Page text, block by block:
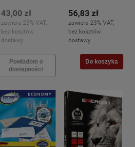
100 arkuszy
(40)
43,00 zł
zawiera 23% VAT,
bez kosztów
dostawy
Powiadom o
dostępności
arkuszy (4)
56,83 zł
zawiera 23% VAT,
bez kosztów
dostawy
Do koszyka